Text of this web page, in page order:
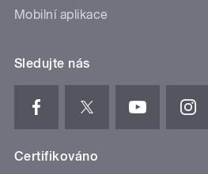
Mobilní aplikace
Sledujte nás
Certifikováno